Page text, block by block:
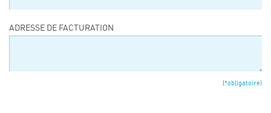
ADRESSE DE FACTURATION
(*obligatoire)